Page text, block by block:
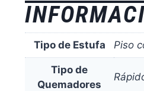
Tipo de Estufa Piso
Tipo de
Quemadores